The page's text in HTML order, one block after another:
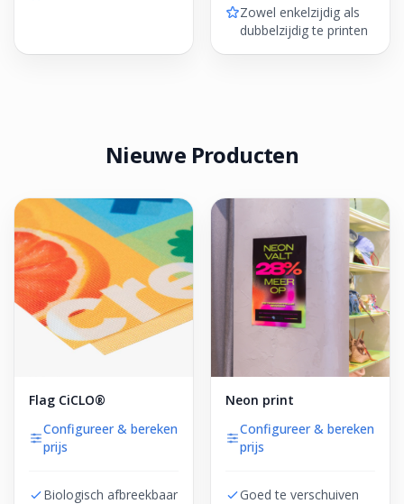
Zowel enkelzijdig als
dubbelzijdig te printen
Nieuwe Producten
Flag CiCLO®
Configureer & bereken
prijs
Biologisch afbreekbaar
Neon print
Configureer & bereken
prijs
Goed te verschuiven